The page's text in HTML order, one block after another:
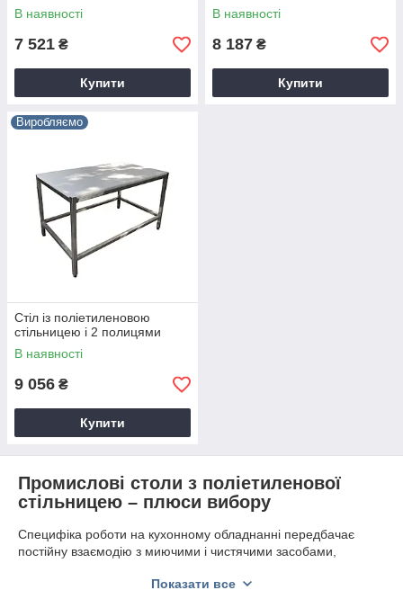
В наявності
7 521 ₴
Купити
В наявності
8 187 ₴
Купити
Виробляємо
Стіл із поліетиленовою
стільницею і 2 полицями
В наявності
9 056 ₴
Купити
Промислові столи з поліетиленової
стільницею – плюси вибору
Специфіка роботи на кухонному обладнанні передбачає
постійну взаємодію з миючими і чистячими засобами,
риби. Ці умови зобов'язують користуватися інвентарем, має
Показати все